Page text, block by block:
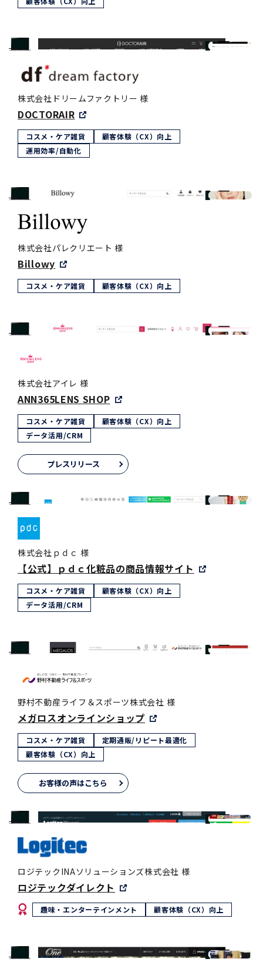
株式会社ドリームファクトリー 様
DOCTORAIR
コスメ・ケア雑貨
顧客体験（CX）向上
運用効率/自動化
株式会社パレクリエート 様
Billowy
コスメ・ケア雑貨 顧客体験（CX）向上
株式会社アイレ 様
ANN365LENS SHOP
コスメ・ケア雑貨
顧客体験（CX）向上
データ活用/CRM
プレスリリース
株式会社ｐｄｃ 様
【公式】ｐｄｃ化粧品の商品情報サイト
コスメ・ケア雑貨
顧客体験（CX）向上
データ活用/CRM
野村不動産ライフ＆スポーツ株式会社 様
メガロスオンラインショップ
コスメ・ケア雑貨
定期通販/リピート最適化
顧客体験（CX）向上
お客様の声はこちら
ロジテックINAソリューションズ株式会社 様
ロジテックダイレクト
趣味・エンターテインメント 顧客体験（CX）向上